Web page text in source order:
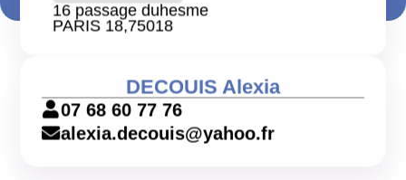
16 passage duhesme
PARIS 18,75018
DECOUIS Alexia
07 68 60 77 76
alexia.decouis@yahoo.fr